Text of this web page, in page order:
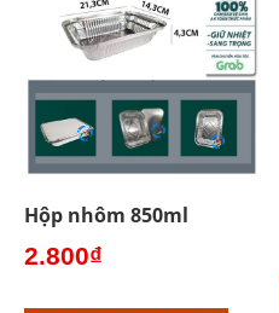
Hộp nhôm 850ml
2.800₫